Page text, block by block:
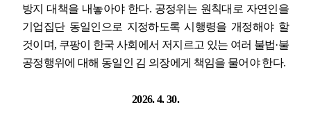
방지 대책을 내놓아야 한다. 공정위는 원칙대로 자연인을
기업집단 동일인으로 지정하도록 시행령을 개정해야 할
것이며, 쿠팡이 한국 사회에서 저지르고 있는 여러 불법·불
공정행위에 대해 동일인 김 의장에게 책임을 물어야 한다.
2026. 4. 30.